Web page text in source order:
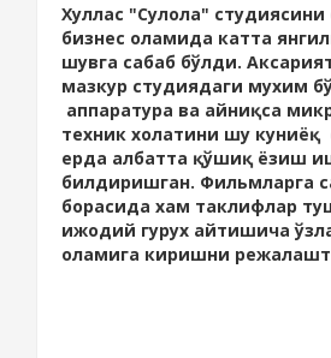
Хуллас "Сулола"
бизнес оламида катта
шувга сабаб бўлди.
мазкур студиядаги мухим
аппаратура ва айниқса
техник холатини шу куниёқ
ерда албатта қўшиқ ёзиш
билдиришган. Фильмларга
борасида хам таклифлар
ижодий гурух айтишича
оламига киришни